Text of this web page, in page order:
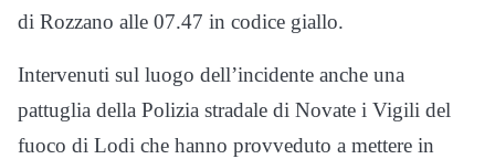
di Rozzano alle 07.47 in codice giallo.
Intervenuti sul luogo dell’incidente anche una
pattuglia della Polizia stradale di Novate i Vigili del
fuoco di Lodi che hanno provveduto a mettere in